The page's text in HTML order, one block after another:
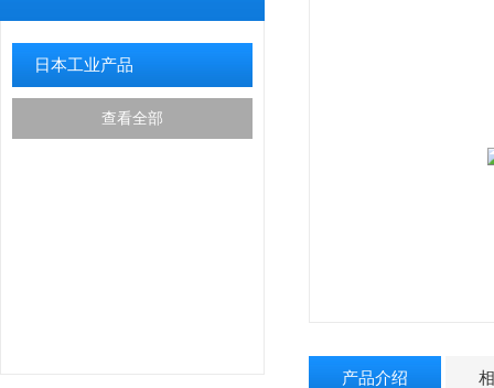
日本工业产品
查看全部
产品介绍